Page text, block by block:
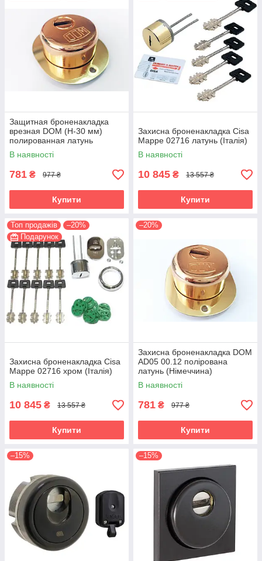
Защитная броненакладка
врезная DOM (H-30 мм)
полированная латунь
(Италия)
В наявності
781 ₴ 977 ₴
Купити
Захисна броненакладка Cisa
Mappe 02716 латунь (Італія)
В наявності
10 845 ₴ 13 557 ₴
Купити
Топ продажів
–20%
Подарунок
Захисна броненакладка Cisa
Mappe 02716 хром (Італія)
В наявності
10 845 ₴ 13 557 ₴
Купити
–20%
Захисна броненакладка DOM
AD05 00.12 полірована
латунь (Німеччина)
В наявності
781 ₴ 977 ₴
Купити
–15% –15%